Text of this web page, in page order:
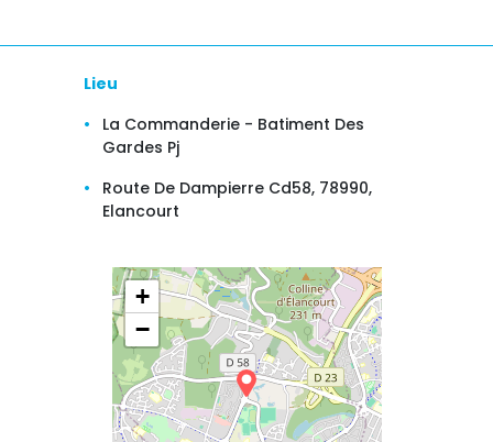
Lieu
La Commanderie - Batiment Des
Gardes Pj
Route De Dampierre Cd58, 78990,
Elancourt
+
−